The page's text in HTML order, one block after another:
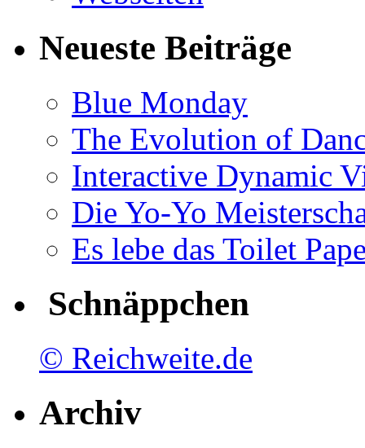
Neueste Beiträge
Blue Monday
The Evolution of
Interactive Dynamic
Die Yo-Yo
Es lebe das Toilet
Schnäppchen
© Reichweite.de
Archiv